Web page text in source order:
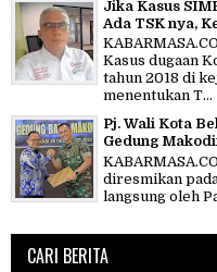
Jika Kasus
Ada TSK nya,
Kasus dugaan
tahun 2018 di
menentukan T...
Pj. Wali Kota
Gedung
diresmikan
langsung oleh
CARI BERITA